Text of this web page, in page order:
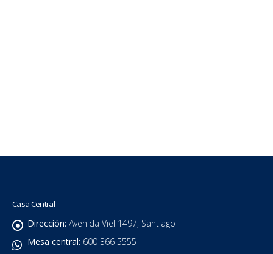
Casa Central
Dirección: Avenida Viel 1497, Santiago
Mesa central: 600 366 5555